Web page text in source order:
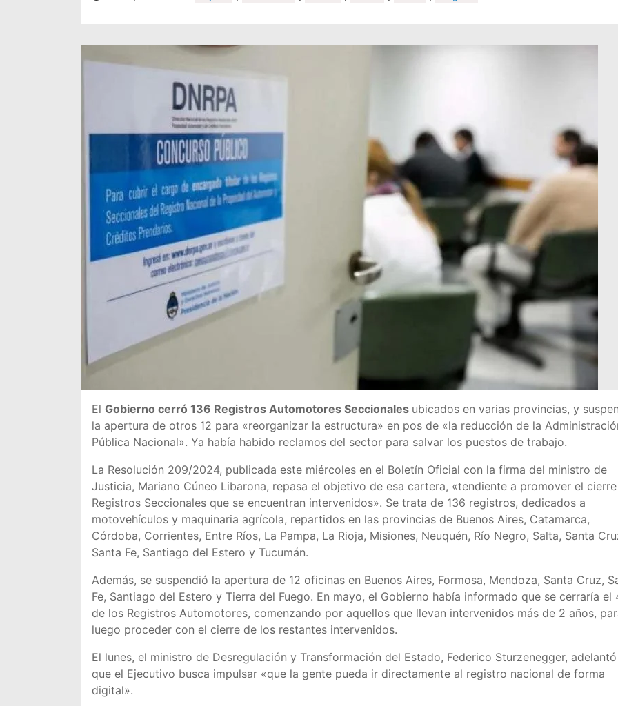
El Gobierno cerró 136 Registros Automotores Seccionales ubicados en varias provincias, y
la apertura de otros 12 para «reorganizar la estructura» en pos de «la reducción de la
Pública Nacional». Ya había habido reclamos del sector para salvar los puestos de trabajo.
La Resolución 209/2024, publicada este miércoles en el Boletín Oficial con la firma del ministro de
Justicia, Mariano Cúneo Libarona, repasa el objetivo de esa cartera, «tendiente a promover el
Registros Seccionales que se encuentran intervenidos». Se trata de 136 registros, dedicados a
motovehículos y maquinaria agrícola, repartidos en las provincias de Buenos Aires, Catamarca,
Córdoba, Corrientes, Entre Ríos, La Pampa, La Rioja, Misiones, Neuquén, Río Negro, Salta, Santa
Santa Fe, Santiago del Estero y Tucumán.
Además, se suspendió la apertura de 12 oficinas en Buenos Aires, Formosa, Mendoza, Santa Cruz,
Fe, Santiago del Estero y Tierra del Fuego. En mayo, el Gobierno había informado que se cerraría el
de los Registros Automotores, comenzando por aquellos que llevan intervenidos más de 2 años,
luego proceder con el cierre de los restantes intervenidos.
El lunes, el ministro de Desregulación y Transformación del Estado, Federico Sturzenegger, adelantó
que el Ejecutivo busca impulsar «que la gente pueda ir directamente al registro nacional de forma
digital».